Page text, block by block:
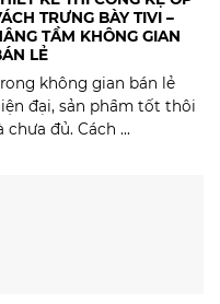
TRƯNG BÀY TIVI –
TẦM KHÔNG GIAN
LẺ
không gian bán lẻ
đại, sản phẩm tốt thôi
chưa đủ. Cách ...